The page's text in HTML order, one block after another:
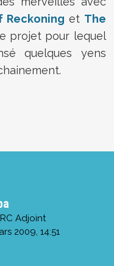
Reckoning et The
projet pour lequel
quelques yens
Adjoint
2009, 14:51